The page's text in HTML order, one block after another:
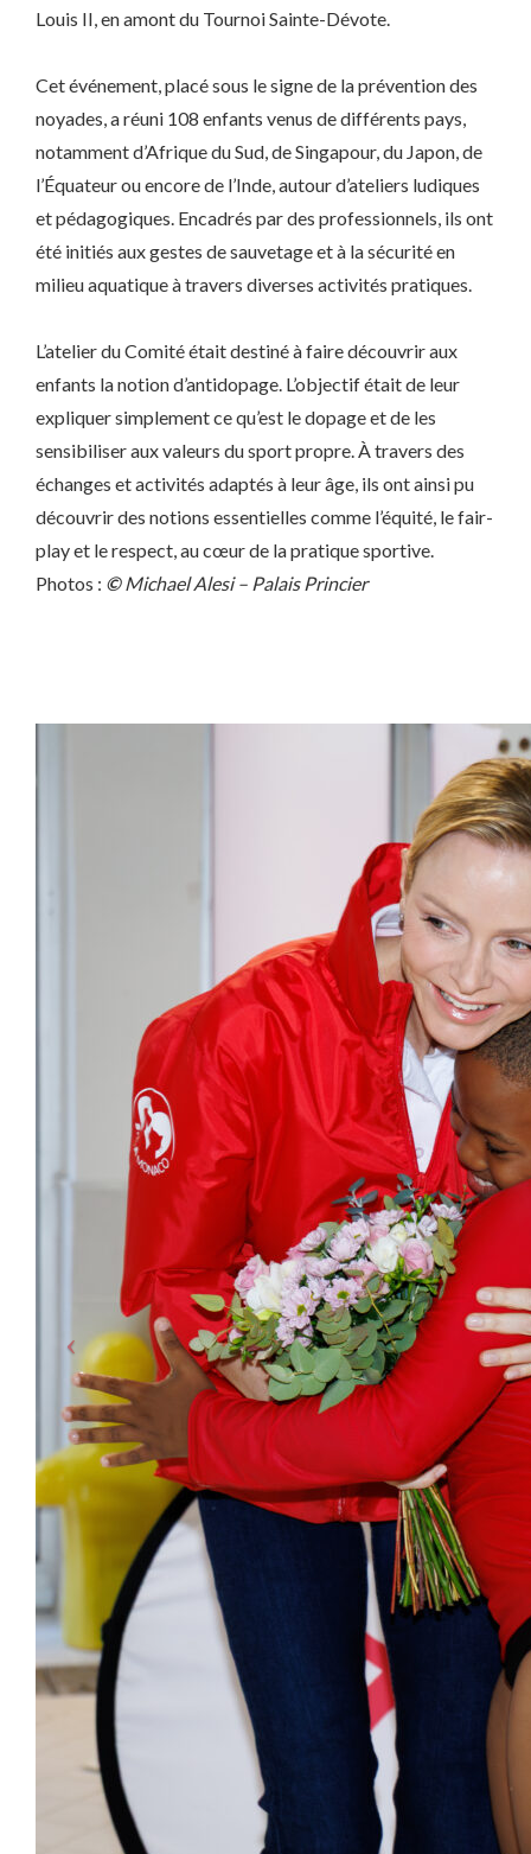
Louis II, en amont du Tournoi Sainte-Dévote.
Cet événement, placé sous le signe de la prévention des
noyades, a réuni 108 enfants venus de différents pays,
notamment d’Afrique du Sud, de Singapour, du Japon, de
l’Équateur ou encore de l’Inde, autour d’ateliers ludiques
et pédagogiques. Encadrés par des professionnels, ils ont
été initiés aux gestes de sauvetage et à la sécurité en
milieu aquatique à travers diverses activités pratiques.
L’atelier du Comité était destiné à faire découvrir aux
enfants la notion d’antidopage. L’objectif était de leur
expliquer simplement ce qu’est le dopage et de les
sensibiliser aux valeurs du sport propre. À travers des
échanges et activités adaptés à leur âge, ils ont ainsi pu
découvrir des notions essentielles comme l’équité, le fair-
play et le respect, au cœur de la pratique sportive.
Photos : © Michael Alesi – Palais Princier